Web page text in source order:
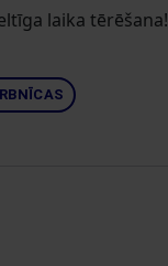
laika tērēšana!